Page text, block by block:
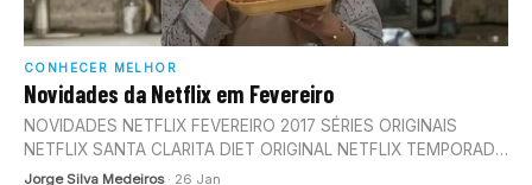
CONHECER MELHOR
Novidades da Netflix em Fevereiro
NOVIDADES NETFLIX FEVEREIRO 2017 SÉRIES ORIGINAIS
NETFLIX SANTA CLARITA DIET ORIGINAL NETFLIX TEMPORADA
1 3/2/2017 RIVERDALE ORIGINAL NETFLIX TEMPORADA 1 –…
Jorge Silva Medeiros· 26 Jan